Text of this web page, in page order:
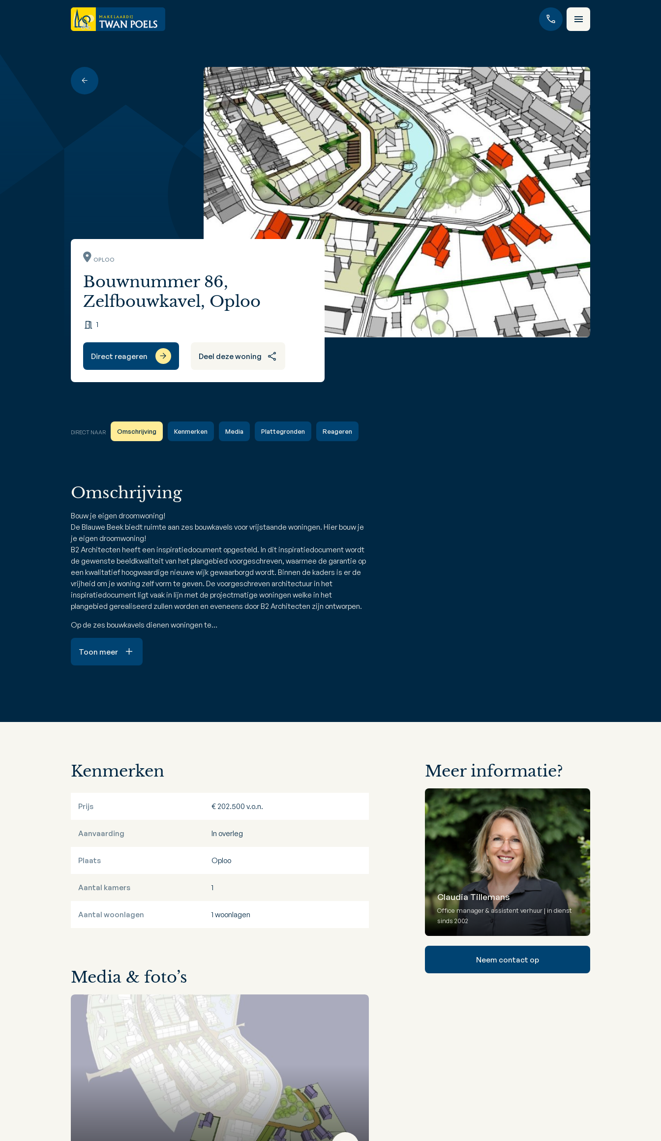
OPLOO
Bouwnummer 86,
Zelfbouwkavel, Oploo
1
Direct reageren Deel deze woning
DIRECT NAAR Omschrijving Kenmerken Media Plattegronden Reageren
Omschrijving
Bouw je eigen droomwoning!
De Blauwe Beek biedt ruimte aan zes bouwkavels voor vrijstaande woningen. Hier bouw je
je eigen droomwoning!
B2 Architecten heeft een inspiratiedocument opgesteld. In dit inspiratiedocument wordt
de gewenste beeldkwaliteit van het plangebied voorgeschreven, waarmee de garantie op
een kwalitatief hoogwaardige nieuwe wijk gewaarborgd wordt. Binnen de kaders is er de
vrijheid om je woning zelf vorm te geven. De voorgeschreven architectuur in het
inspiratiedocument ligt vaak in lijn met de projectmatige woningen welke in het
plangebied gerealiseerd zullen worden en eveneens door B2 Architecten zijn ontworpen.
Op de zes bouwkavels dienen woningen te…
Toon meer
Kenmerken
Prijs € 202.500 v.o.n.
Aanvaarding In overleg
Plaats Oploo
Aantal kamers 1
Aantal woonlagen 1 woonlagen
Media & foto’s
Meer informatie?
Claudia Tillemans
Office manager & assistent verhuur | in dienst
sinds 2002
Neem contact op